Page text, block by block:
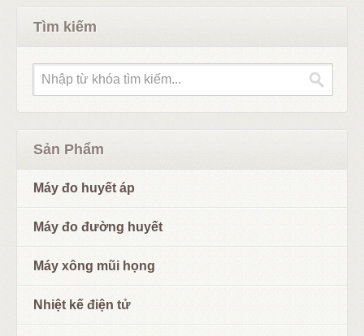
Tìm kiếm
Sản Phẩm
Máy đo huyết áp
Máy đo đường huyết
Máy xông mũi họng
Nhiệt kế điện tử